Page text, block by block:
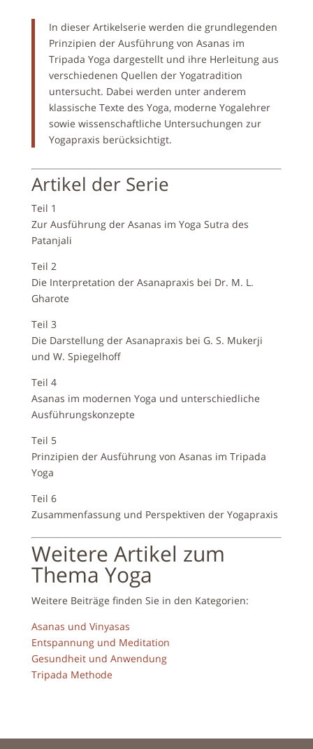
In dieser Artikelserie werden die grundlegenden
Prinzipien der Ausführung von Asanas im
Tripada Yoga dargestellt und ihre Herleitung aus
verschiedenen Quellen der Yogatradition
untersucht. Dabei werden unter anderem
klassische Texte des Yoga, moderne Yogalehrer
sowie wissenschaftliche Untersuchungen zur
Yogapraxis berücksichtigt.
Artikel der Serie
Teil 1
Zur Ausführung der Asanas im Yoga Sutra des
Patanjali
Teil 2
Die Interpretation der Asanapraxis bei Dr. M. L.
Gharote
Teil 3
Die Darstellung der Asanapraxis bei G. S. Mukerji
und W. Spiegelhoff
Teil 4
Asanas im modernen Yoga und unterschiedliche
Ausführungskonzepte
Teil 5
Prinzipien der Ausführung von Asanas im Tripada
Yoga
Teil 6
Zusammenfassung und Perspektiven der Yogapraxis
Weitere Artikel zum
Thema Yoga
Weitere Beiträge finden Sie in den Kategorien:
Asanas und Vinyasas
Entspannung und Meditation
Gesundheit und Anwendung
Tripada Methode